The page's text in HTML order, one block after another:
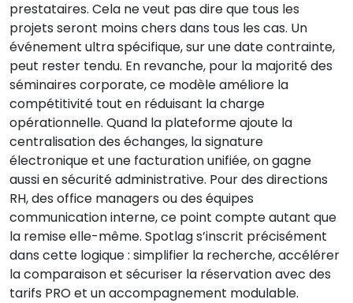
prestataires. Cela ne veut pas dire que tous les
projets seront moins chers dans tous les cas. Un
événement ultra spécifique, sur une date contrainte,
peut rester tendu. En revanche, pour la majorité des
séminaires corporate, ce modèle améliore la
compétitivité tout en réduisant la charge
opérationnelle. Quand la plateforme ajoute la
centralisation des échanges, la signature
électronique et une facturation unifiée, on gagne
aussi en sécurité administrative. Pour des directions
RH, des office managers ou des équipes
communication interne, ce point compte autant que
la remise elle-même. Spotlag s’inscrit précisément
dans cette logique : simplifier la recherche, accélérer
la comparaison et sécuriser la réservation avec des
tarifs PRO et un accompagnement modulable.